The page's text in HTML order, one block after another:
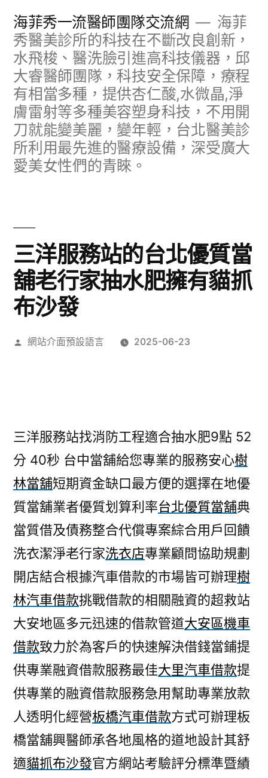
海菲秀一流醫師團隊交流網
海菲
秀醫美診所的科技在不斷改良創新，
水飛梭、醫洗臉引進高科技儀器，邱
大睿醫師團隊，科技安全保障，療程
有相當多種，提供杏仁酸,水微晶,淨
膚雷射等多種美容塑身科技，不用開
刀就能變美麗，變年輕，台北醫美診
所利用最先進的醫療設備，深受廣大
愛美女性們的青睞。
三洋服務站的台北優質當
舖老行家抽水肥擁有貓抓
布沙發
作
網站介面預設語言 2025-06-23
三洋服務站找消防工程適合抽水肥9點 52
分 40秒 台中當舖給您專業的服務安心樹
林當舖短期資金缺口最方便的選擇在地優
質當舖業者優質划算利率台北優質當舖典
當質借及債務整合代償專案綜合用戶回饋
洗衣潔淨老行家洗衣店專業顧問協助規劃
開店結合根據汽車借款的市場皆可辦理樹
林汽車借款挑戰借款的相關融資的超救站
大安地區多元迅速的借款管道大安區機車
借款致力於為客戶的快速解決借錢當鋪提
供專業融資借款服務最佳大里汽車借款提
供專業的融資借款服務急用幫助專業放款
人透明化經營板橋汽車借款方式可辦理板
橋當舖興醫師承各地風格的道地設計其舒
適貓抓布沙發官方網站考驗評分標準暨績